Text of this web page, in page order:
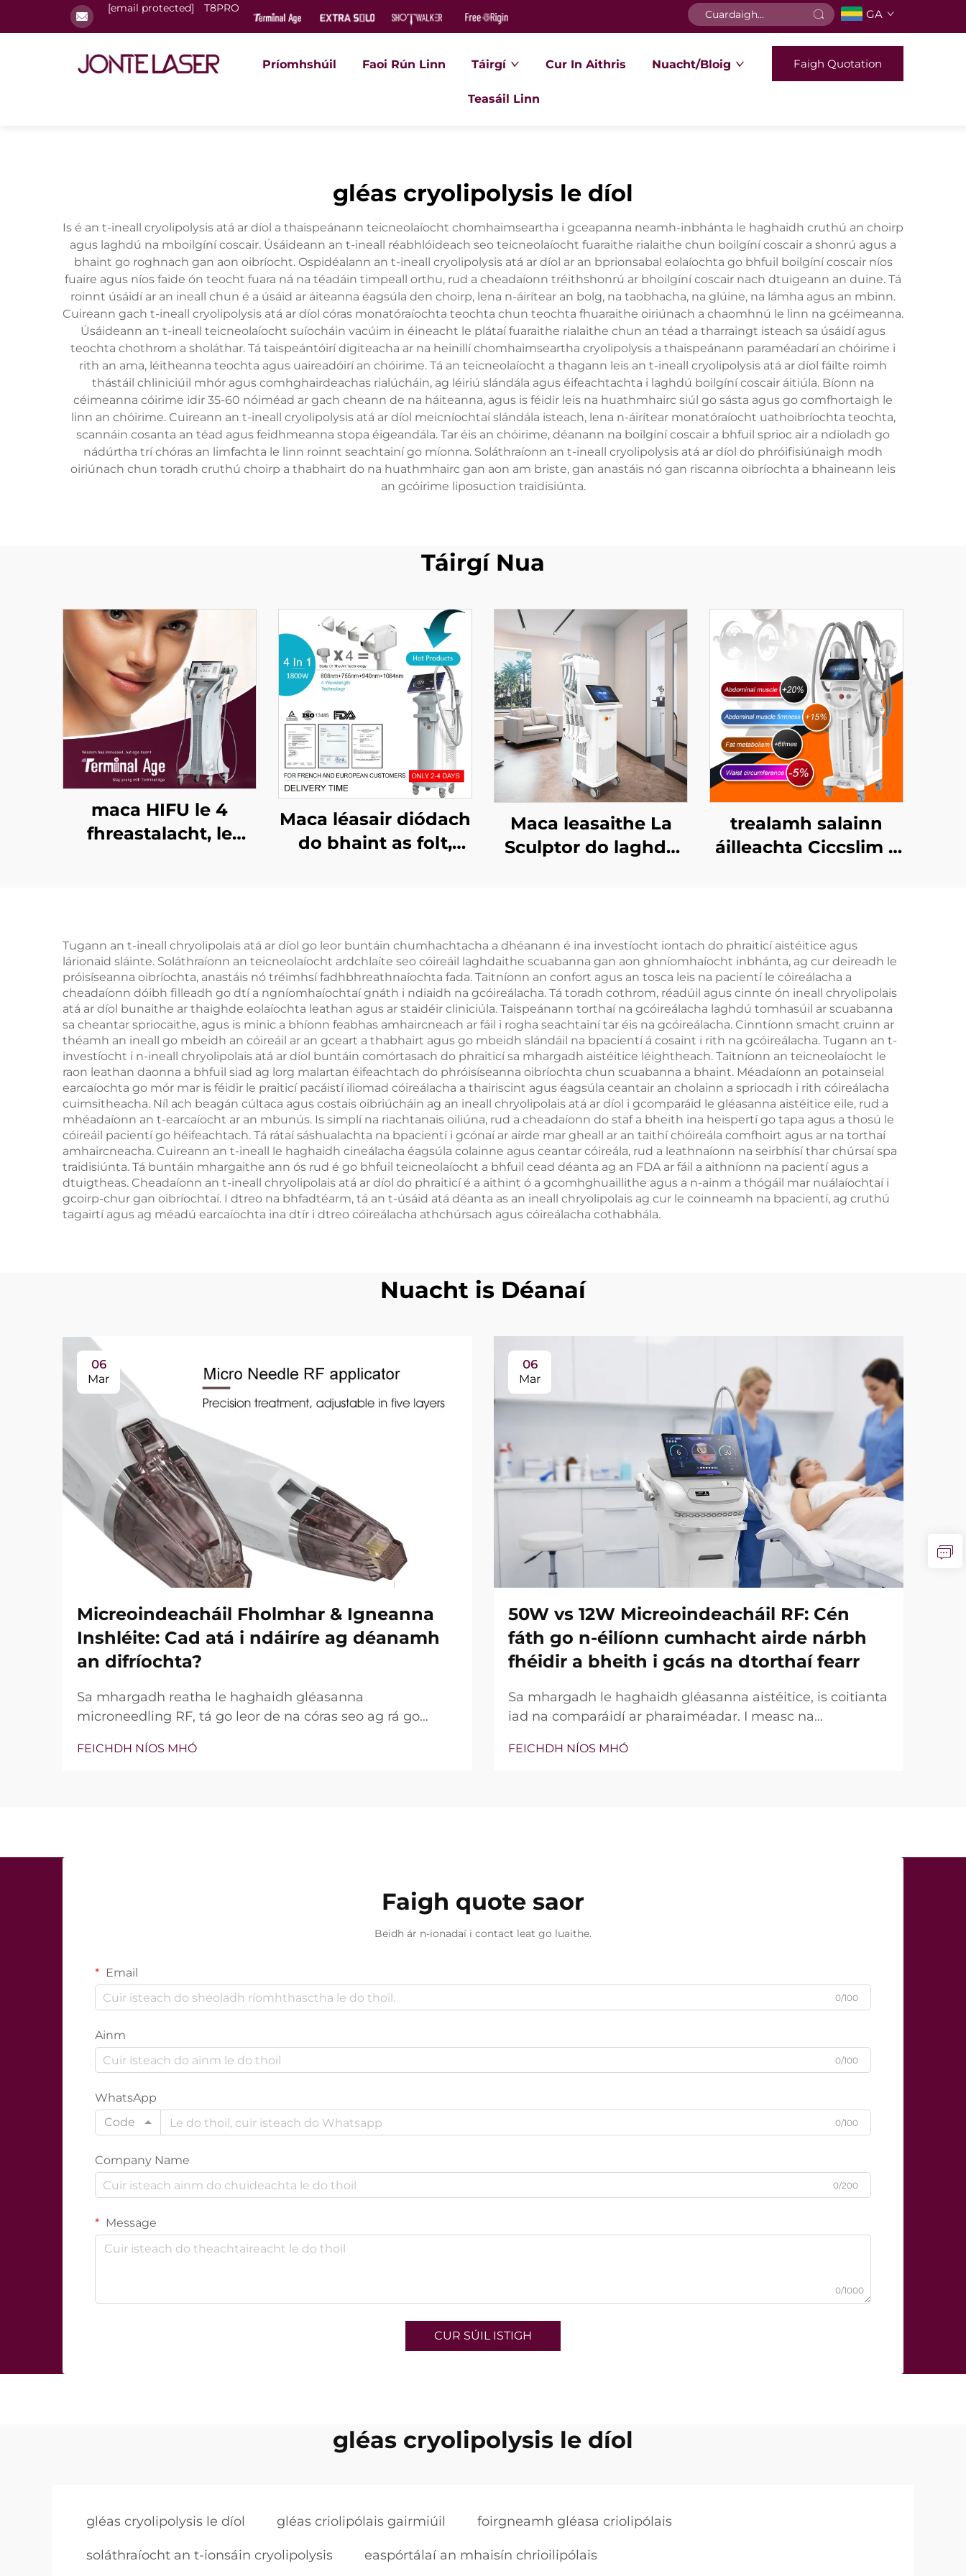
[email protected] T8PRO GA
Príomhshúil Faoi Rún Linn Táirgí Cur In Aithris Nuacht/Bloig
Teasáil Linn
Faigh Quotation
gléas cryolipolysis le díol
Is é an t-ineall cryolipolysis atá ar díol a thaispeánann teicneolaíocht chomhaimseartha i gceapanna neamh-inbhánta le haghaidh cruthú an choirp
agus laghdú na mboilgíní coscair. Úsáideann an t-ineall réabhlóideach seo teicneolaíocht fuaraithe rialaithe chun boilgíní coscair a shonrú agus a
bhaint go roghnach gan aon oibríocht. Ospidéalann an t-ineall cryolipolysis atá ar díol ar an bprionsabal eolaíochta go bhfuil boilgíní coscair níos
fuaire agus níos faide ón teocht fuara ná na téadáin timpeall orthu, rud a cheadaíonn tréithshonrú ar bhoilgíní coscair nach dtuigeann an duine. Tá
roinnt úsáidí ar an ineall chun é a úsáid ar áiteanna éagsúla den choirp, lena n-áirítear an bolg, na taobhacha, na glúine, na lámha agus an mbinn.
Cuireann gach t-ineall cryolipolysis atá ar díol córas monatóraíochta teochta chun teochta fhuaraithe oiriúnach a chaomhnú le linn na gcéimeanna.
Úsáideann an t-ineall teicneolaíocht suíocháin vacúim in éineacht le plátaí fuaraithe rialaithe chun an téad a tharraingt isteach sa úsáidí agus
teochta chothrom a sholáthar. Tá taispeántóirí digiteacha ar na heinillí chomhaimseartha cryolipolysis a thaispeánann paraméadarí an chóirime i
rith an ama, léitheanna teochta agus uaireadóirí an chóirime. Tá an teicneolaíocht a thagann leis an t-ineall cryolipolysis atá ar díol fáilte roimh
thástáil chliniciúil mhór agus comhghairdeachas rialúcháin, ag léiriú slándála agus éifeachtachta i laghdú boilgíní coscair áitiúla. Bíonn na
céimeanna cóirime idir 35-60 nóiméad ar gach cheann de na háiteanna, agus is féidir leis na huathmhairc siúl go sásta agus go comfhortaigh le
linn an chóirime. Cuireann an t-ineall cryolipolysis atá ar díol meicníochtaí slándála isteach, lena n-áirítear monatóraíocht uathoibríochta teochta,
scannáin cosanta an téad agus feidhmeanna stopa éigeandála. Tar éis an chóirime, déanann na boilgíní coscair a bhfuil sprioc air a ndíoladh go
nádúrtha trí chóras an limfachta le linn roinnt seachtainí go míonna. Soláthraíonn an t-ineall cryolipolysis atá ar díol do phróifisiúnaigh modh
oiriúnach chun toradh cruthú choirp a thabhairt do na huathmhairc gan aon am briste, gan anastáis nó gan riscanna oibríochta a bhaineann leis
an gcóirime liposuction traidisiúnta.
Táirgí Nua
maca HIFU le 4
fhreastalacht, le
chorpais, agus le
haghaidh aois
théarmaí
Maca léasair diódach
do bhaint as folt,
1200W, 1800W,
3000W, 4 i 1, le
spásanna in ionadú,
755 nm, 808 nm, 940
nm, 1064 nm
Maca leasaithe La
Sculptor do laghdú
chruthú an chorpais
agus do chur i mbárr
an bholgáin
trealamh salainn
áilleachta Ciccslim 3
(EMS)
Tugann an t-ineall chryolipolais atá ar díol go leor buntáin chumhachtacha a dhéanann é ina investíocht iontach do phraiticí aistéitice agus
lárionaid sláinte. Soláthraíonn an teicneolaíocht ardchlaíte seo cóireáil laghdaithe scuabanna gan aon ghníomhaíocht inbhánta, ag cur deireadh le
próisíseanna oibríochta, anastáis nó tréimhsí fadhbhreathnaíochta fada. Taitníonn an confort agus an tosca leis na pacientí le cóireálacha a
cheadaíonn dóibh filleadh go dtí a ngníomhaíochtaí gnáth i ndiaidh na gcóireálacha. Tá toradh cothrom, réadúil agus cinnte ón ineall chryolipolais
atá ar díol bunaithe ar thaighde eolaíochta leathan agus ar staidéir cliniciúla. Taispeánann torthaí na gcóireálacha laghdú tomhasúil ar scuabanna
sa cheantar spriocaithe, agus is minic a bhíonn feabhas amhaircneach ar fáil i rogha seachtainí tar éis na gcóireálacha. Cinntíonn smacht cruinn ar
théamh an ineall go mbeidh an cóireáil ar an gceart a thabhairt agus go mbeidh slándáil na bpacientí á cosaint i rith na gcóireálacha. Tugann an t-
investíocht i n-ineall chryolipolais atá ar díol buntáin comórtasach do phraiticí sa mhargadh aistéitice léightheach. Taitníonn an teicneolaíocht le
raon leathan daonna a bhfuil siad ag lorg malartan éifeachtach do phróisíseanna oibríochta chun scuabanna a bhaint. Méadaíonn an potainseial
earcaíochta go mór mar is féidir le praiticí pacáistí iliomad cóireálacha a thairiscint agus éagsúla ceantair an cholainn a spriocadh i rith cóireálacha
cuimsitheacha. Níl ach beagán cúltaca agus costais oibriúcháin ag an ineall chryolipolais atá ar díol i gcomparáid le gléasanna aistéitice eile, rud a
mhéadaíonn an t-earcaíocht ar an mbunús. Is simplí na riachtanais oiliúna, rud a cheadaíonn do staf a bheith ina heispertí go tapa agus a thosú le
cóireáil pacientí go héifeachtach. Tá rátaí sáshualachta na bpacientí i gcónaí ar airde mar gheall ar an taithí chóireála comfhoirt agus ar na torthaí
amhaircneacha. Cuireann an t-ineall le haghaidh cineálacha éagsúla colainne agus ceantar cóireála, rud a leathnaíonn na seirbhísí thar chúrsaí spa
traidisiúnta. Tá buntáin mhargaithe ann ós rud é go bhfuil teicneolaíocht a bhfuil cead déanta ag an FDA ar fáil a aithníonn na pacientí agus a
dtuigtheas. Cheadaíonn an t-ineall chryolipolais atá ar díol do phraiticí é a aithint ó a gcomhghuaillithe agus a n-ainm a thógáil mar nuálaíochtaí i
gcoirp-chur gan oibríochtaí. I dtreo na bhfadtéarm, tá an t-úsáid atá déanta as an ineall chryolipolais ag cur le coinneamh na bpacientí, ag cruthú
tagairtí agus ag méadú earcaíochta ina dtír i dtreo cóireálacha athchúrsach agus cóireálacha cothabhála.
Nuacht is Déanaí
06
Mar
Micreoindeacháil Fholmhar & Igneanna
Inshléite: Cad atá i ndáiríre ag déanamh
an difríochta?
Sa mhargadh reatha le haghaidh gléasanna
microneedling RF, tá go leor de na córas seo ag rá go
níl an cheist fíor i ndáiríre an bhfuil na gnéithe seo ann nó
FEICHDH NÍOS MHÓ
06
Mar
50W vs 12W Micreoindeacháil RF: Cén
fáth go n-éilíonn cumhacht airde nárbh
fhéidir a bheith i gcás na dtorthaí fearr
Sa mhargadh le haghaidh gléasanna aistéitice, is coitianta
iad na comparáidí ar pharaiméadar. I measc na
bhfocal mar phointe táirgeachta tábhachtach. Áfach, ó
FEICHDH NÍOS MHÓ
Faigh quote saor
Beidh ár n-ionadaí i contact leat go luaithe.
Email
0/100
Ainm
0/100
WhatsApp
Code
0/100
Company Name
0/200
Message
0/1000
CUR SÚIL ISTIGH
gléas cryolipolysis le díol
gléas cryolipolysis le díol gléas criolipólais gairmiúil foirgneamh gléasa criolipólais
soláthraíocht an t-ionsáin cryolipolysis easpórtálaí an mhaisín chrioilipólais